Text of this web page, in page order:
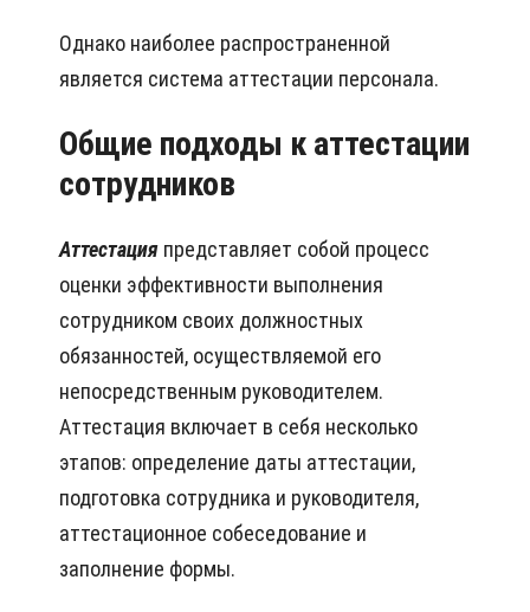
Однако наиболее распространенной
является система аттестации персонала.
Общие подходы к аттестации
сотрудников
Аттестация представляет собой процесс
оценки эффективности выполнения
сотрудником своих должностных
обязанностей, осуществляемой его
непосредственным руководителем.
Аттестация включает в себя несколько
этапов: определение даты аттестации,
подготовка сотрудника и руководителя,
аттестационное собеседование и
заполнение формы.